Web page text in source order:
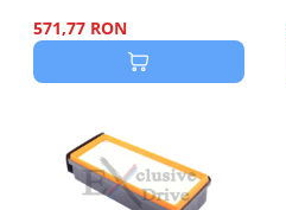
571,77 RON